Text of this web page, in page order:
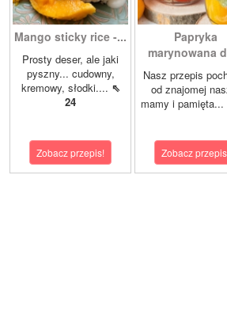
Mango sticky rice -...
Prosty deser, ale jaki
pyszny... cudowny,
kremowy, słodki.... ⇖
24
Zobacz przepis!
Papryka
marynowana
Nasz przepis
od znajomej
mamy i pamięta...
Zobacz